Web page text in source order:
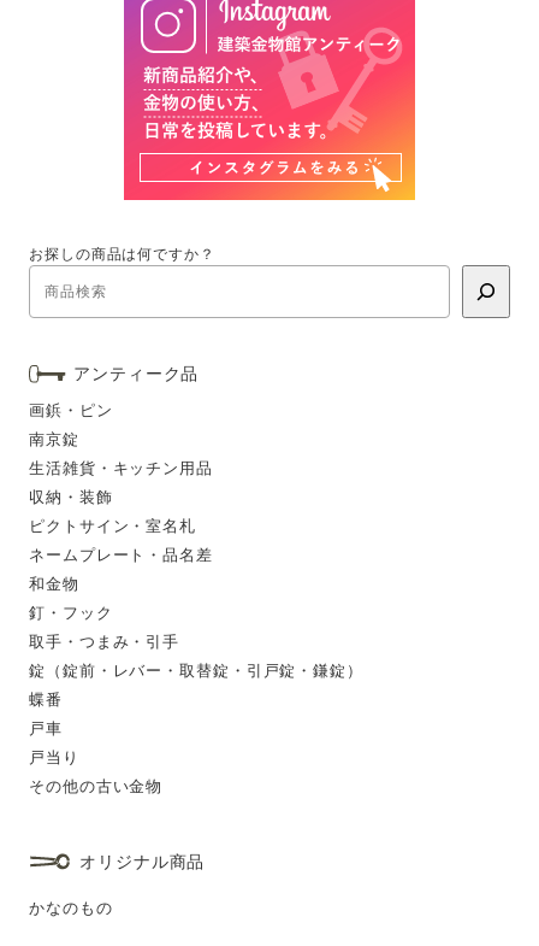
お探しの商品は何ですか？
アンティーク品
画鋲・ピン
南京錠
生活雑貨・キッチン用品
収納・装飾
ピクトサイン・室名札
ネームプレート・品名差
和金物
釘・フック
取手・つまみ・引手
錠（錠前・レバー・取替錠・引戸錠・鎌錠）
蝶番
戸車
戸当り
その他の古い金物
オリジナル商品
かなのもの